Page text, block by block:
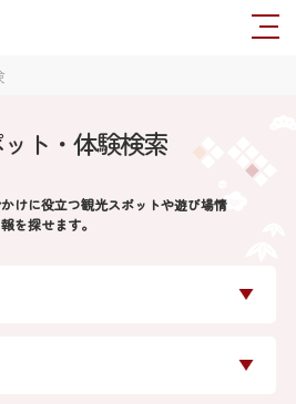
ト・体験検索
けに役立つ観光スポットや遊び場情
報を探せます。